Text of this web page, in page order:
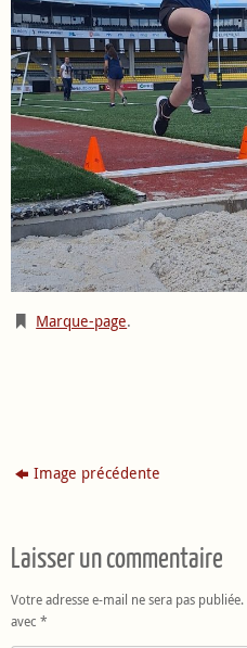
Marque-page.
Image précédente
Laisser un commentaire
Votre adresse e-mail ne sera pas publiée.
avec *